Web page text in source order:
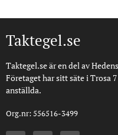
Taktegel.se
Taktegel.se är en del av
Företaget har sitt säte i Trosa
anställda.
Org.nr: 556516-3499